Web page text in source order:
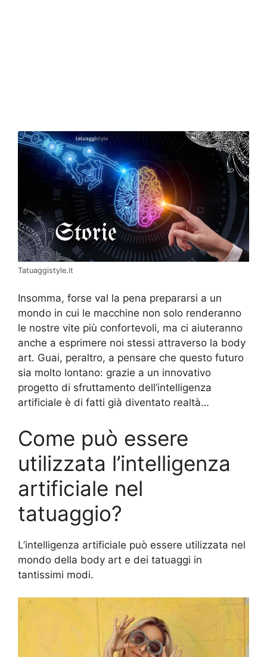
Tatuaggistyle.it
Insomma, forse val la pena prepararsi a un
mondo in cui le macchine non solo renderanno
le nostre vite più confortevoli, ma ci aiuteranno
anche a esprimere noi stessi attraverso la body
art. Guai, peraltro, a pensare che questo futuro
sia molto lontano: grazie a un innovativo
progetto di sfruttamento dell’intelligenza
artificiale è di fatti già diventato realtà…
Come può essere
utilizzata l’intelligenza
artificiale nel
tatuaggio?
L’intelligenza artificiale può essere utilizzata nel
mondo della body art e dei tatuaggi in
tantissimi modi.